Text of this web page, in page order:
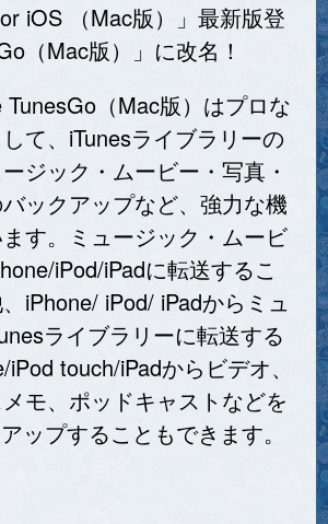
iOS （Mac版）」最新版登
（Mac版）」に改名！
（Mac版）はプロな
て、iTunesライブラリーの
ジック・ムービー・写真・
ックアップなど、強力な機
す。ミュージック・ムービ
iPod/iPadに転送するこ
iPhone/ iPod/ iPadからミュ
ライブラリーに転送する
touch/iPadからビデオ、
モ、ポッドキャストなどを
ップすることもできます。